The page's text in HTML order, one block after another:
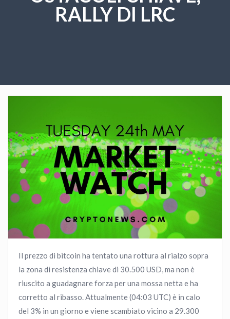
RALLY DI LRC
Il prezzo di bitcoin ha tentato una rottura al rialzo sopra
la zona di resistenza chiave di 30.500 USD, ma non è
riuscito a guadagnare forza per una mossa netta e ha
corretto al ribasso. Attualmente (04:03 UTC) è in calo
del 3% in un giorno e viene scambiato vicino a 29.300